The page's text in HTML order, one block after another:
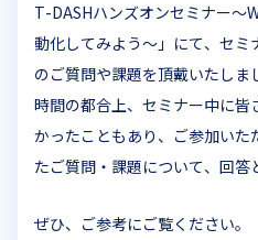
T-DASHハンズオンセミナー～
動化してみよう～」にて、セミ
のご質問や課題を頂戴いたしま
時間の都合上、セミナー中に
かったこともあり、ご参加いた
たご質問・課題について、回答
ぜひ、ご参考にご覧ください。